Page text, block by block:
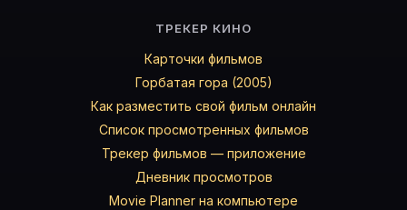
ТРЕКЕР КИНО
Карточки фильмов
Горбатая гора (2005)
Как разместить свой фильм онлайн
Список просмотренных фильмов
Трекер фильмов — приложение
Дневник просмотров
Movie Planner на компьютере